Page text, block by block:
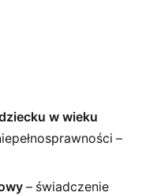
w wieku
–
– świadczenie